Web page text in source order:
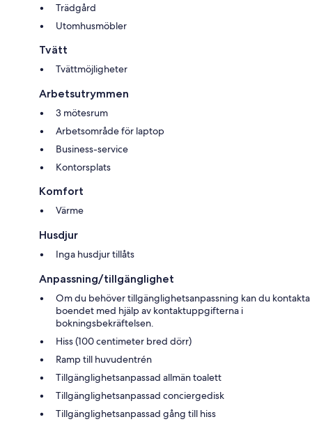
Trädgård
Utomhusmöbler
Tvätt
Tvättmöjligheter
Arbetsutrymmen
3 mötesrum
Arbetsområde för laptop
Business-service
Kontorsplats
Komfort
Värme
Husdjur
Inga husdjur tillåts
Anpassning/tillgänglighet
Om du behöver tillgänglighetsanpassning kan du kontakta
boendet med hjälp av kontaktuppgifterna i
bokningsbekräftelsen.
Hiss (100 centimeter bred dörr)
Ramp till huvudentrén
Tillgänglighetsanpassad allmän toalett
Tillgänglighetsanpassad conciergedisk
Tillgänglighetsanpassad gång till hiss